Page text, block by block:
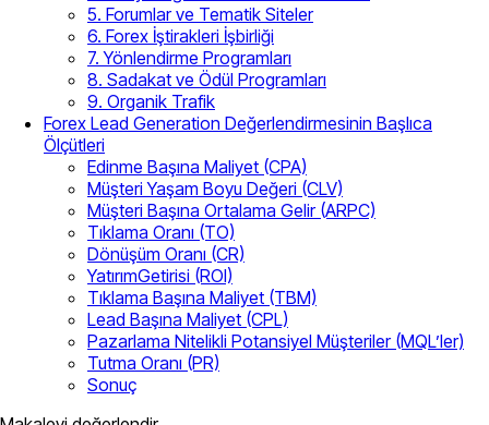
5. Forumlar ve Tematik Siteler
6. Forex İştirakleri İşbirliği
7. Yönlendirme Programları
8. Sadakat ve Ödül Programları
9. Organik Trafik
Forex Lead Generation Değerlendirmesinin Başlıca
Ölçütleri
Edinme Başına Maliyet (CPA)
Müşteri Yaşam Boyu Değeri (CLV)
Müşteri Başına Ortalama Gelir (ARPC)
Tıklama Oranı (TO)
Dönüşüm Oranı (CR)
YatırımGetirisi (ROI)
Tıklama Başına Maliyet (TBM)
Lead Başına Maliyet (CPL)
Pazarlama Nitelikli Potansiyel Müşteriler (MQL’ler)
Tutma Oranı (PR)
Sonuç